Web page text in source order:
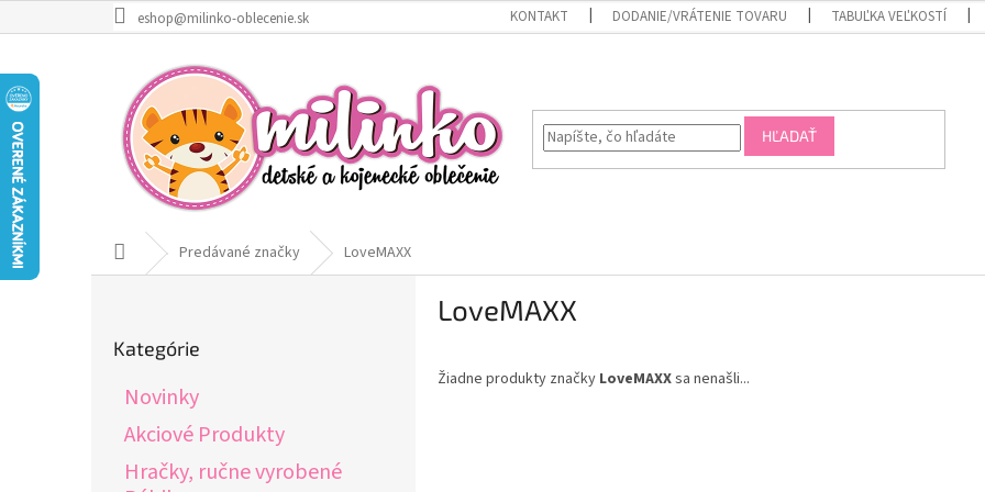
na
eshop@milinko-oblecenie.sk KONTAKT DODANIE/VRÁTENIE TOVARU TABUĽKA VEĽKOSTÍ
HĽADAŤ
DomovPredávané značky LoveMAXX
kategórie
Kategórie
Novinky
Akciové Produkty
Hračky, ručne vyrobené
LoveMAXX
Žiadne produkty značky LoveMAXXsa nenašli...